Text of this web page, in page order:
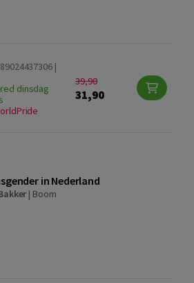
|
dinsdag
39,90
31,90
in Nederland
| Boom